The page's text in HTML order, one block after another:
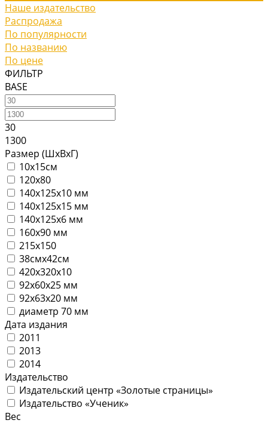
Наше издательство
Распродажа
По популярности
По названию
По цене
ФИЛЬТР
BASE
30
1300
Размер (ШхВхГ)
10х15см
120х80
140х125х10 мм
140х125х15 мм
140х125х6 мм
160х90 мм
215х150
38смх42см
420х320х10
92х60х25 мм
92х63х20 мм
диаметр 70 мм
Дата издания
2011
2013
2014
Издательство
Издательский центр «Золотые страницы»
Издательство «Ученик»
Вес